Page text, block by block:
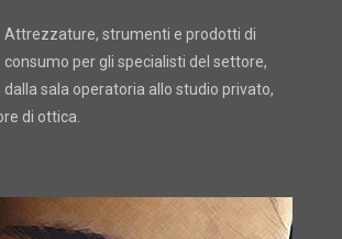
Attrezzature, strumenti e prodotti di
consumo per gli specialisti del settore,
dalla sala operatoria allo studio privato,
di ottica.